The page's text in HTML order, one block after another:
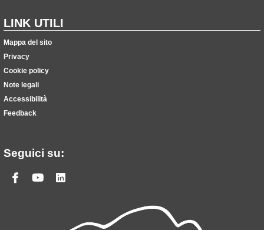
LINK UTILI
Mappa del sito
Privacy
Cookie policy
Note legali
Accessibilità
Feedback
Seguici su:
Facebook
Youtube